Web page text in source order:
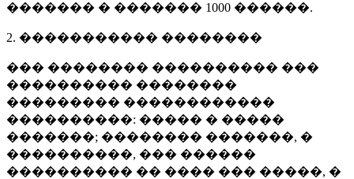
������� � ������� 1000 ������.
2. ����������� ��������
��� �������� ���������� ���
���������� ��������
��������� ������������
����������: ����� � �����
�������; �������� �������, �
����������, ��� ������
���������� �� ���� ��� �����, �